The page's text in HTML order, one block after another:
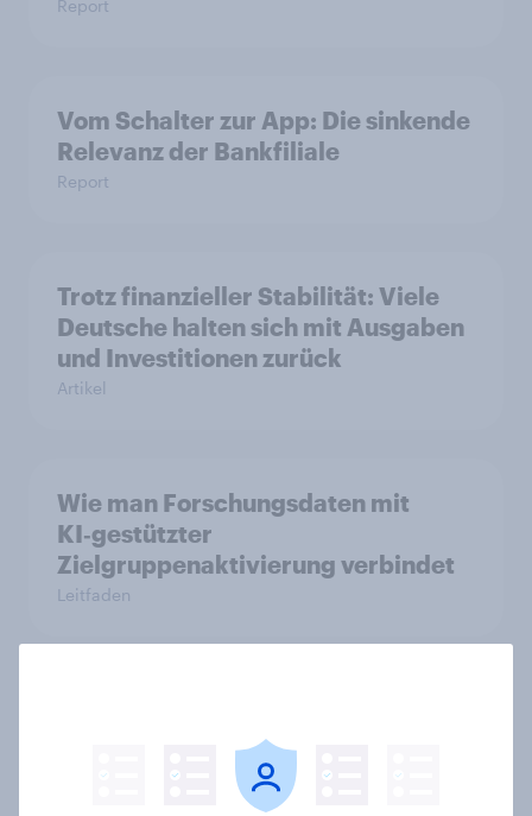
Report
Vom Schalter zur App: Die sinkende
Relevanz der Bankfiliale
Report
Trotz finanzieller Stabilität: Viele
Deutsche halten sich mit Ausgaben
und Investitionen zurück
Artikel
Wie man Forschungsdaten mit
KI‑gestützter
Zielgruppenaktivierung verbindet
Leitfaden
Imagegewinn unter allen Marken
2025